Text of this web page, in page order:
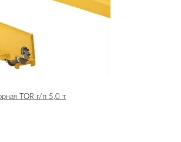
TOR г/п 5,0 т